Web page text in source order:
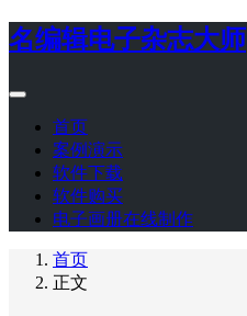
名编辑电子杂志大师
首页
案例演示
软件下载
软件购买
电子画册在线制作
首页
正文